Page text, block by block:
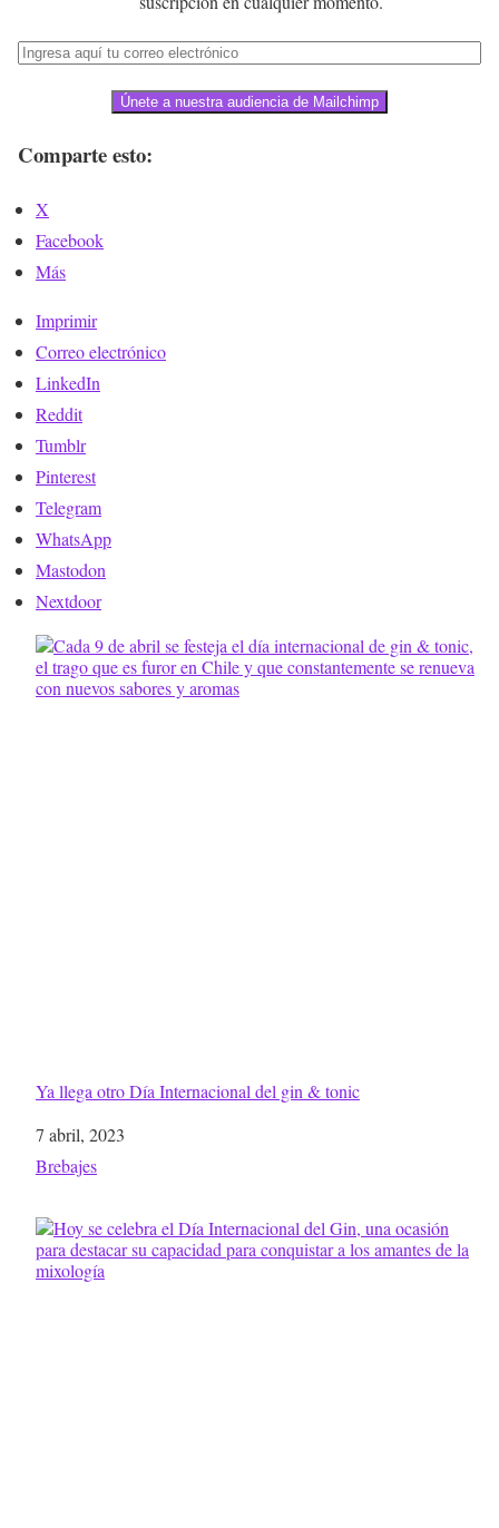
Únete a nuestra audiencia de Mailchimp
Comparte esto:
X
Facebook
Más
Imprimir
Correo electrónico
LinkedIn
Reddit
Tumblr
Pinterest
Telegram
WhatsApp
Mastodon
Nextdoor
Ya llega otro Día Internacional del gin & tonic
Fecha
7 abril, 2023
Respecto a
Brebajes